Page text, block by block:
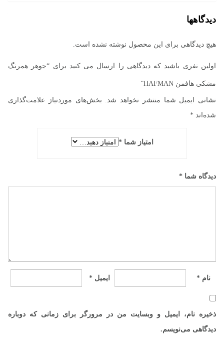
دیدگاهها
هیچ دیدگاهی برای این محصول نوشته نشده است.
اولین نفری باشید که دیدگاهی را ارسال می کنید برای “جوهر همرنگ
مشکی هافمن HAFMAN”
نشانی ایمیل شما منتشر نخواهد شد.
بخش‌های موردنیاز علامت‌گذاری
شده‌اند *
امتیاز شما*
دیدگاه شما *
نام * ایمیل *
ذخیره نام، ایمیل و وبسایت من در مرورگر برای زمانی که دوباره
دیدگاهی می‌نویسم.